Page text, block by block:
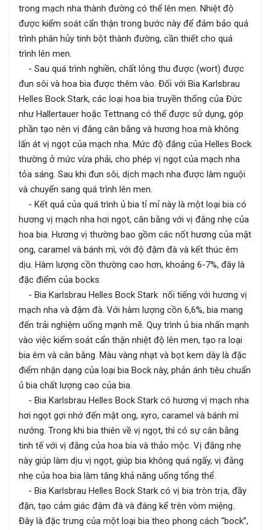
trong mạch nha thành đường có thể lên men. Nhiệt độ
được kiểm soát cẩn thận trong bước này để đảm bảo quá
trình phân hủy tinh bột thành đường, cần thiết cho quá
trình lên men.
- Sau quá trình nghiền, chất lỏng thu được (wort) được
đun sôi và hoa bia được thêm vào. Đối với Bia Karlsbrau
Helles Bock Stark, các loại hoa bia truyền thống của Đức
như Hallertauer hoặc Tettnang có thể được sử dụng, góp
phần tạo nên vị đắng cân bằng và hương hoa mà không
lấn át vị ngọt của mạch nha. Mức độ đắng của Helles Bock
thường ở mức vừa phải, cho phép vị ngọt của mạch nha
tỏa sáng. Sau khi đun sôi, dịch mạch nha được làm nguội
và chuyển sang quá trình lên men.
- Kết quả của quá trình ủ bia tỉ mỉ này là một loại bia có
hương vị mạch nha hơi ngọt, cân bằng với vị đắng nhẹ của
hoa bia. Hương vị thường bao gồm các nốt hương của mật
ong, caramel và bánh mì, với độ đậm đà và kết thúc êm
dịu. Hàm lượng cồn thường cao hơn, khoảng 6-7%, đây là
đặc điểm của bocks
- Bia Karlsbrau Helles Bock Stark nổi tiếng với hương vị
mạch nha và đậm đà. Với hàm lượng cồn 6,6%, bia mang
đến trải nghiệm uống mạnh mẽ. Quy trình ủ bia nhấn mạnh
vào việc kiểm soát cẩn thận nhiệt độ lên men, tạo ra loại
bia êm và cân bằng. Màu vàng nhạt và bọt kem dày là đặc
điểm nhận dạng của loại bia Bock này, phản ánh tiêu chuẩn
ủ bia chất lượng cao của bia.
- Bia Karlsbrau Helles Bock Stark có hương vị mạch nha
hơi ngọt gợi nhớ đến mật ong, xyro, caramel và bánh mì
nướng. Trong khi bia thiên về vị ngọt, thì có sự cân bằng
tinh tế với vị đắng của hoa bia và thảo mộc. Vị đắng nhẹ
này giúp làm dịu vị ngọt, giúp bia không quá ngấy, vị đắng
nhẹ của hoa bia làm tăng khả năng uống tổng thể.
- Bia Karlsbrau Helles Bock Stark có vị bia tròn trịa, đầy
đặn, tạo cảm giác đậm đà và đáng kể trên vòm miệng.
Đây là đặc trưng của một loại bia theo phong cách “bock”,